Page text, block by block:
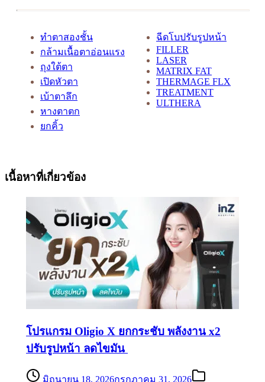
ทำตาสองชั้น
กล้ามเนื้อตาอ่อนแรง
ถุงใต้ตา
เปิดหัวตา
เบ้าตาลึก
หางตาตก
ยกคิ้ว
ฉีดโบปรับรูปหน้า
FILLER
LASER
MATRIX FAT
THERMAGE FLX
TREATMENT
ULTHERA
เนื้อหาที่เกี่ยวข้อง
โปรแกรม Oligio X ยกกระชับ พลังงาน x2
ปรับรูปหน้า ลดไขมัน
มิถุนายน 18, 2026กรกฎาคม 31, 2026